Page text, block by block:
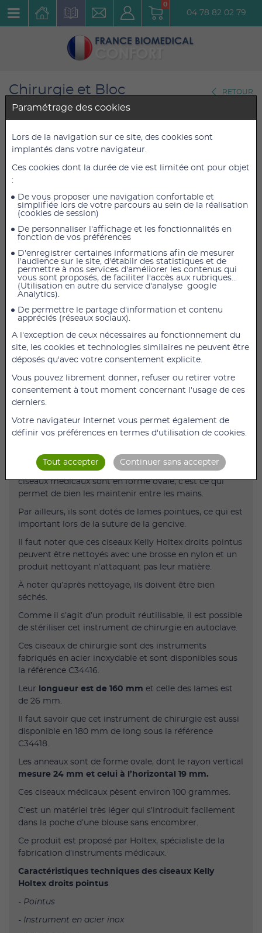
0
04 78 82 02 79
Chirurgie et Bloc
Opératoire
Instruments Médico-chirurgicaux
RETOUR
Ciseaux de Kelly 18 cm
Réf. : CK18CM
12,36 €TTC
10,30 € HT
12,36 €
AJOUTER AU PANIER
Ciseaux de Kelly 18 cm
Droits - 18 cm
Suturer la gencive avec des ciseaux Kelly
Ces ciseaux Kelly Holtex droits pointus sont des
instruments médicaux
utilisés par les spécialistes en
dentisterie.
En effet, ils sont employés pour réaliser des sutures
suite à une extraction dentaire ou d’autres opérations
particulièrement de la gencive.
Ces ciseaux de chirurgie sont simples et pratiques à
Tout d’abord, les anneaux droits et gauches de ces
ciseaux médicaux sont en forme ovale, c’est ce qui
permet de bien les maintenir entre les mains.
Par ailleurs, ils sont dotés de lames pointues, ce qui est
important lors de la suture de la gencive.
Il faut noter que ces ciseaux Kelly Holtex droits pointus
peuvent être nettoyés avec une brosse en nylon et un
produit nettoyant n’attaquant pas leur matière.
À noter qu’après nettoyage, ils doivent être bien
séchés.
Comme il s’agit d’un produit réutilisable, il est possible
de stériliser cet instrument de chirurgie en autoclave.
Ces ciseaux de chirurgie sont des instruments
fabriqués en acier inoxydable et sont disponibles sous
la référence C34416.
Leur longueur est de 160 mm et celle des lames est
de 26 mm.
Il faut savoir que cet instrument de chirurgie est aussi
disponible en 180 mm de long sous la référence
C34418.
Les anneaux sont de forme ovale, dont le rayon vertical
mesure 24 mm et celui à l’horizontal 19 mm.
Ces ciseaux médicaux pèsent environ 100 grammes.
C’est un matériel très léger qui s’introduit facilement
dans la poche d’une blouse sans encombrer.
Ce produit est proposé par Holtex, spécialiste de la
fabrication d’instruments médicaux.
Caractéristiques techniques des ciseaux Kelly
Holtex droits pointus
- Pointus
- Instrument en acier inox
Paramétrage des cookies
Lors de la navigation sur ce site, des cookies sont
implantés dans votre navigateur.
Ces cookies dont la durée de vie est limitée ont pour objet
:
De vous proposer une navigation confortable et
simplifiée lors de votre parcours au sein de la réalisation
(cookies de session)
De personnaliser l'affichage et les fonctionnalités en
fonction de vos préférences
D'enregistrer certaines informations afin de mesurer
l'audience sur le site, d'établir des statistiques et de
permettre à nos services d'améliorer les contenus qui
vous sont proposés, de faciliter l'accès aux rubriques...
(Utilisation en autre du service d'analyse google
Analytics).
De permettre le partage d'information et contenu
appréciés (réseaux sociaux).
A l'exception de ceux nécessaires au fonctionnement du
site, les cookies et technologies similaires ne peuvent être
déposés qu'avec votre consentement explicite.
Vous pouvez librement donner, refuser ou retirer votre
consentement à tout moment concernant l'usage de ces
derniers.
Votre navigateur Internet vous permet également de
définir vos préférences en termes d'utilisation de cookies.
Tout accepter Continuer sans accepter